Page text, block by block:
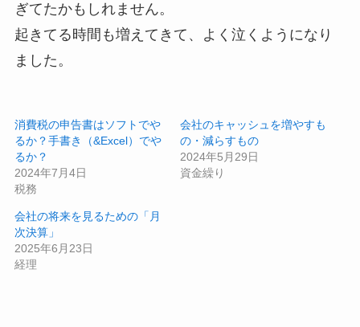
ぎてたかもしれません。
起きてる時間も増えてきて、よく泣くようになり
ました。
消費税の申告書はソフトでや
るか？手書き（&Excel）でや
るか？
2024年7月4日
税務
会社のキャッシュを増やすも
の・減らすもの
2024年5月29日
資金繰り
会社の将来を見るための「月
次決算」
2025年6月23日
経理